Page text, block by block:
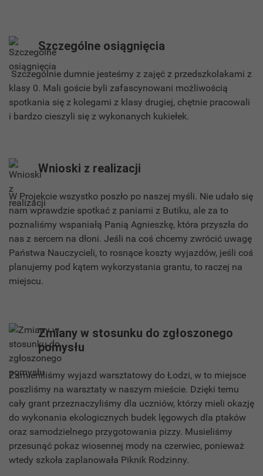
Szczególne osiągnięcia
Szczególnie dumnie jesteśmy z zajęć z przedszkolakami z
klasy 0. Mali goście byli zafascynowani możliwością
spotkania się z kolegami z klasy drugiej, chętnie pracowali
i bardzo cieszyli się z wykonanych kukiełek.
Wnioski z realizacji
W Projekcie wszystko poszło po naszej myśli. Nie udało się
nam wprawdzie spotkać z paniami z Butiku, ale za to
poznaliśmy wspaniałą Panią Agnieszkę, która przyszła do
nas z sercem na dłoni. Jeśli na coś chcemy zwrócić uwagę
Państwa Nauczycieli, to rosnące koszty wyjazdów, jeśli coś
planujemy pod kątem wykorzystania grantu, to raczej na
miejscu.
Zmiany w stosunku do zgłoszonego
pomysłu
Zamieniliśmy wyjazd warsztatowy do Łodzi, w to miejsce
poszliśmy na warsztaty w naszym mieście. Dzięki temu
cały grant przeznaczyliśmy dla uczniów, którzy mieli okazję
do wykonania ekologicznych budek lęgowych dla ptaków
oraz samodzielnego przygotowania pizzy. Musieliśmy
przesunąć pokaz wiosennej mody na czerwiec, ponieważ
wtedy szkoła zaplanowała Piknik Rodzinny.